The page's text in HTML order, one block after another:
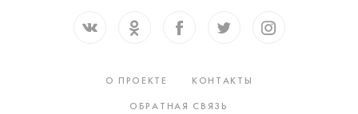
О ПРОЕКТЕ
КОНТАКТЫ
ОБРАТНАЯ СВЯЗЬ